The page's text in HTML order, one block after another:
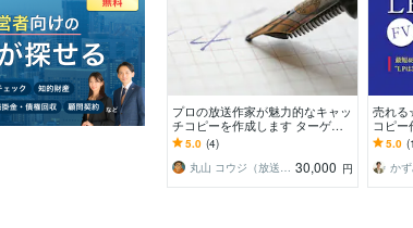
プロの放送作家が魅力的なキャッ
チコピーを作成します ターゲッ
トに刺さる！商品名・キャッチフ
レーズをご提案します
5.0 (4)
丸山 コウジ（放送作家） 30,000 円
売れる
コピー
紹介文
ライテ
5.0